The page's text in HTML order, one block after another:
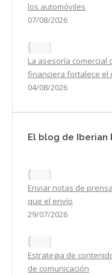
los automóviles
07/08/2026
La asesoría comercial
financiera fortalece el
04/08/2026
El blog de Iberian
Enviar notas de
que el envío
29/07/2026
Estrategia de
de comunicación